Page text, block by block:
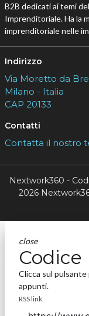
B2B dedicati ai temi
Imprenditoriale. Ha la
imprenditoriale nelle
Indirizzo
Via Moretto da
Milano - Italia
CAP 20133
Contatti
Contatta il nostro
Nextwork360 -
2026
close
Codice
Clicca sul pulsante
appunti.
RSS link